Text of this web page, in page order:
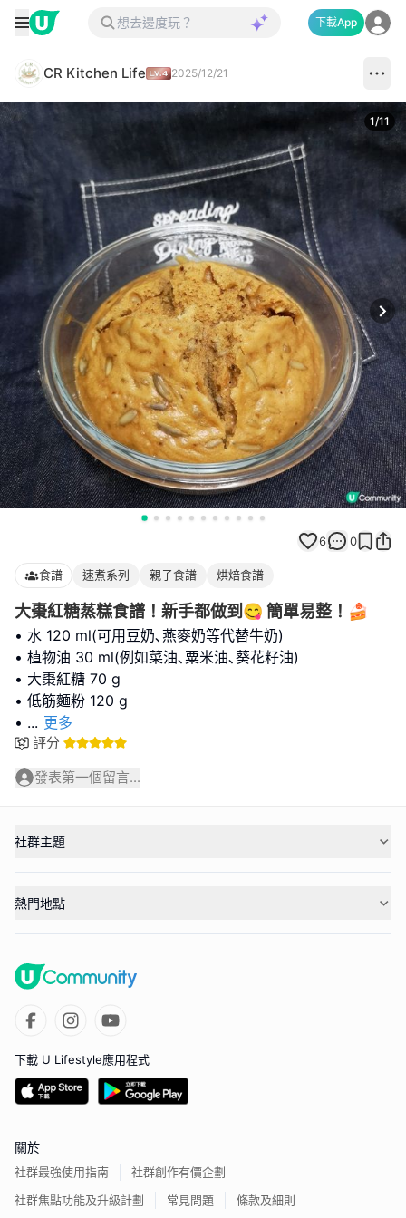
下載App
CR Kitchen Life 2025/12/21
1/11
6 0
食譜 速煮系列 親子食譜 烘焙食譜
大棗紅糖蒸糕食譜！新手都做到😋 簡單易整！🍰
• 水 120 ml(可用豆奶､燕麥奶等代替牛奶)
• 植物油 30 ml(例如菜油､粟米油､葵花籽油)
• 大棗紅糖 70 g
• 低筋麵粉 120 g
• ... 更多
評分
發表第一個留言...
社群主題
熱門地點
下載 U Lifestyle應用程式
關於
社群最強使用指南
社群創作有價企劃
社群焦點功能及升級計劃
常見問題 條款及細則